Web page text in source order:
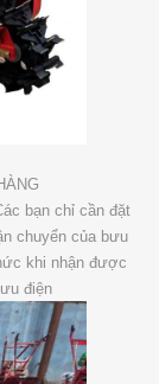
bạn chỉ cần đặt
chuyển của bưu
khi nhận được
điện